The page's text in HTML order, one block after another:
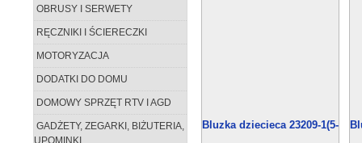
OBRUSY I SERWETY
RĘCZNIKI I ŚCIERECZKI
MOTORYZACJA
DODATKI DO DOMU
DOMOWY SPRZĘT RTV I AGD
GADŻETY, ZEGARKI, BIŻUTERIA,
UPOMINKI
Bluzka dziecieca 23209-1(5-